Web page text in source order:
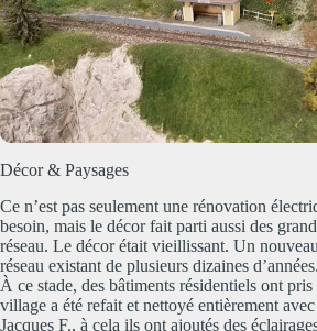
Décor & Paysages
Ce n’est pas seulement une rénovation
besoin, mais le décor fait parti aussi des
réseau. Le décor était vieillissant. Un
réseau existant de plusieurs dizaines d’années.
À ce stade, des bâtiments résidentiels ont
village a été refait et nettoyé entièrement
Jacques F., à cela ils ont ajoutés des